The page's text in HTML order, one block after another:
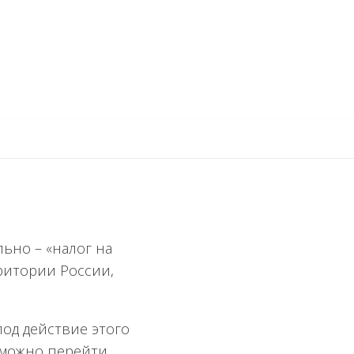
– «налог на
России,
действие этого